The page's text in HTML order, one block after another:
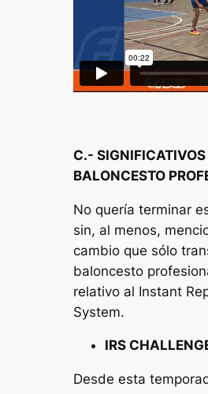
C.- SIGNIFICATIVOS
BALONCESTO
No quería terminar
sin, al menos,
cambio que sólo
baloncesto
relativo al Instant
System.
IRS
Desde esta